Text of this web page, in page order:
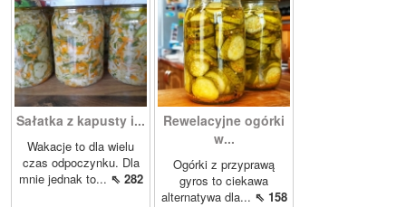
Sałatka z kapusty i...
Wakacje to dla wielu
czas odpoczynku. Dla
mnie jednak to... ⇖ 282
Rewelacyjne ogórki
w...
Ogórki z przyprawą
gyros to ciekawa
alternatywa dla... ⇖ 158